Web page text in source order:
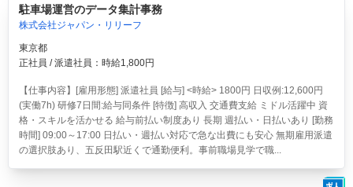
駐車場運営のデータ集計事務
株式会社ジャパン・リリーフ
東京都
正社員 / 派遣社員：時給1,800円
【仕事内容】[雇用形態] 派遣社員 [給与] <時給> 1800円 日収例:12,600円
(実働7h) 研修7日間:給与同条件 [特徴] 高収入 交通費支給 ミドル活躍中 資
格・スキルを活かせる 給与前払い制度あり 長期 週払い・日払いあり [勤務
時間] 09:00～17:00 日払い・週払い対応で急な出費にも安心 無期雇用派遣
の選択肢あり、五反田駅近くで通勤便利。事前職場見学で職...